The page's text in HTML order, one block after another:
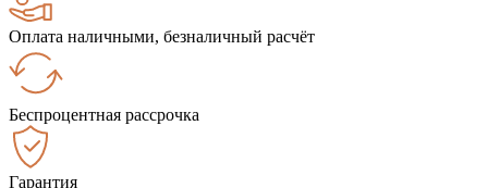
Оплата наличными, безналичный расчёт
Беспроцентная рассрочка
Гарантия